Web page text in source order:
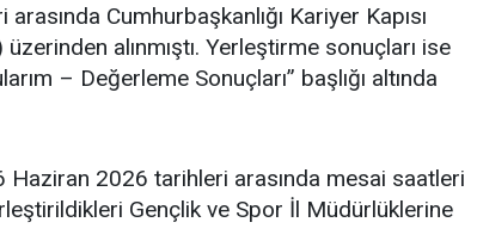
Cumhurbaşkanlığı Kariyer Kapısı
üzerinden alınmıştı. Yerleştirme sonuçları ise
– Değerleme Sonuçları” başlığı altında
2026 tarihleri arasında mesai saatleri
Gençlik ve Spor İl Müdürlüklerine